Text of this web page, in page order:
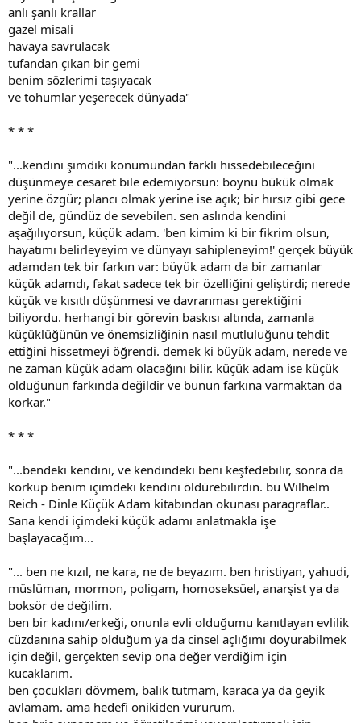
anlı şanlı krallar
gazel misali
havaya savrulacak
tufandan çıkan bir gemi
benim sözlerimi taşıyacak
ve tohumlar yeşerecek dünyada"
* * *
"...kendini şimdiki konumundan farklı hissedebileceğini
düşünmeye cesaret bile edemiyorsun: boynu bükük olmak
yerine özgür; plancı olmak yerine ise açık; bir hırsız gibi gece
değil de, gündüz de sevebilen. sen aslında kendini
aşağılıyorsun, küçük adam. 'ben kimim ki bir fikrim olsun,
hayatımı belirleyeyim ve dünyayı sahipleneyim!' gerçek büyük
adamdan tek bir farkın var: büyük adam da bir zamanlar
küçük adamdı, fakat sadece tek bir özelliğini geliştirdi; nerede
küçük ve kısıtlı düşünmesi ve davranması gerektiğini
biliyordu. herhangi bir görevin baskısı altında, zamanla
küçüklüğünün ve önemsizliğinin nasıl mutluluğunu tehdit
ettiğini hissetmeyi öğrendi. demek ki büyük adam, nerede ve
ne zaman küçük adam olacağını bilir. küçük adam ise küçük
olduğunun farkında değildir ve bunun farkına varmaktan da
korkar."
* * *
"...bendeki kendini, ve kendindeki beni keşfedebilir, sonra da
korkup benim içimdeki kendini öldürebilirdin. bu Wilhelm
Reich - Dinle Küçük Adam kitabından okunası paragraflar..
Sana kendi içimdeki küçük adamı anlatmakla işe
başlayacağım...
"... ben ne kızıl, ne kara, ne de beyazım. ben hristiyan, yahudi,
müslüman, mormon, poligam, homoseksüel, anarşist ya da
boksör de değilim.
ben bir kadını/erkeği, onunla evli olduğumu kanıtlayan evlilik
cüzdanına sahip olduğum ya da cinsel açlığımı doyurabilmek
için değil, gerçekten sevip ona değer verdiğim için
kucaklarım.
ben çocukları dövmem, balık tutmam, karaca ya da geyik
avlamam. ama hedefi onikiden vururum.